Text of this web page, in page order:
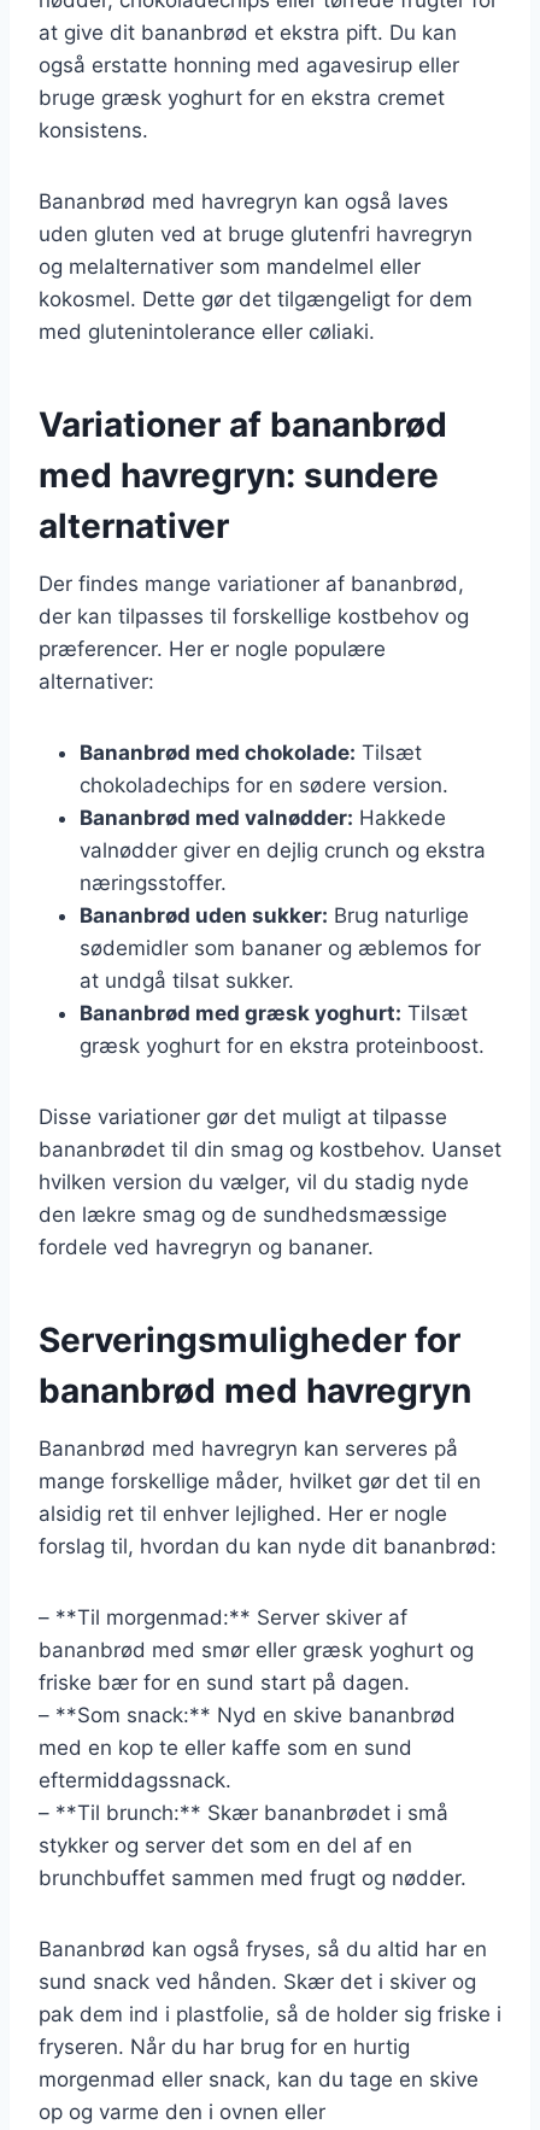
at give dit bananbrød et ekstra pift. Du kan
også erstatte honning med agavesirup eller
bruge græsk yoghurt for en ekstra cremet
konsistens.
Bananbrød med havregryn kan også laves
uden gluten ved at bruge glutenfri havregryn
og melalternativer som mandelmel eller
kokosmel. Dette gør det tilgængeligt for dem
med glutenintolerance eller cøliaki.
Variationer af bananbrød
med havregryn: sundere
alternativer
Der findes mange variationer af bananbrød,
der kan tilpasses til forskellige kostbehov og
præferencer. Her er nogle populære
alternativer:
Bananbrød med chokolade: Tilsæt
chokoladechips for en sødere version.
Bananbrød med valnødder: Hakkede
valnødder giver en dejlig crunch og ekstra
næringsstoffer.
Bananbrød uden sukker: Brug naturlige
sødemidler som bananer og æblemos for
at undgå tilsat sukker.
Bananbrød med græsk yoghurt: Tilsæt
græsk yoghurt for en ekstra proteinboost.
Disse variationer gør det muligt at tilpasse
bananbrødet til din smag og kostbehov. Uanset
hvilken version du vælger, vil du stadig nyde
den lækre smag og de sundhedsmæssige
fordele ved havregryn og bananer.
Serveringsmuligheder for
bananbrød med havregryn
Bananbrød med havregryn kan serveres på
mange forskellige måder, hvilket gør det til en
alsidig ret til enhver lejlighed. Her er nogle
forslag til, hvordan du kan nyde dit bananbrød:
– **Til morgenmad:** Server skiver af
bananbrød med smør eller græsk yoghurt og
friske bær for en sund start på dagen.
– **Som snack:** Nyd en skive bananbrød
med en kop te eller kaffe som en sund
eftermiddagssnack.
– **Til brunch:** Skær bananbrødet i små
stykker og server det som en del af en
brunchbuffet sammen med frugt og nødder.
Bananbrød kan også fryses, så du altid har en
sund snack ved hånden. Skær det i skiver og
pak dem ind i plastfolie, så de holder sig friske i
fryseren. Når du har brug for en hurtig
morgenmad eller snack, kan du tage en skive
op og varme den i ovnen eller